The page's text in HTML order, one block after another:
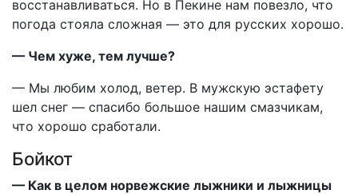
восстанавливаться. Но в Пекине нам повезло, что
погода стояла сложная — это для русских хорошо.
— Чем хуже, тем лучше?
— Мы любим холод, ветер. В мужскую эстафету
шел снег — спасибо большое нашим смазчикам,
что хорошо сработали.
Бойкот
— Как в целом норвежские лыжники и лыжницы